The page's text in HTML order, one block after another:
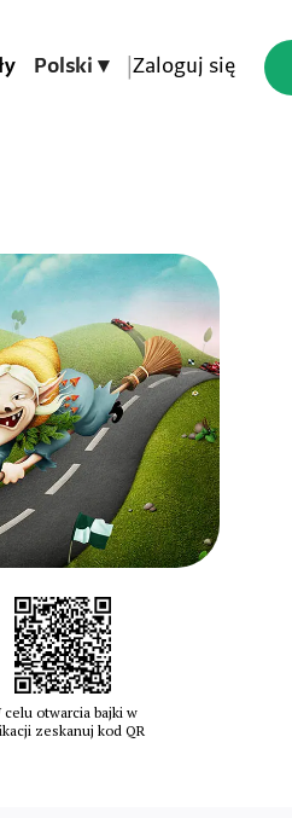
Polski ▾ Zaloguj się
celu otwarcia bajki w
zeskanuj kod QR